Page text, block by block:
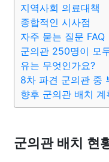
부동산 외국어 교육
지역사회 의료대책
종합적인 시사점
자주 묻는 질문 FAQ
군의관 250명이 모
유는 무엇인가요?
8차 파견 군의관 중
향후 군의관 배치
군의관 배치 현